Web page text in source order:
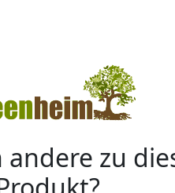
andere zu